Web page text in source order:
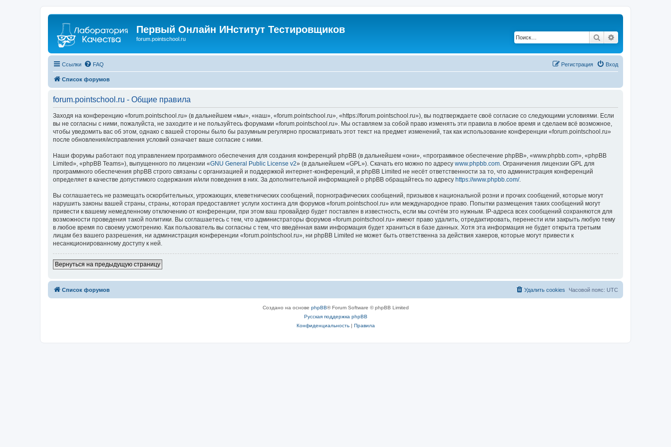
Первый Онлайн ИНститут Тестировщиков
forum.pointschool.ru Поиск
Ссылки FAQ Вход
Регистрация
Список форумов
forum.pointschool.ru - Общие правила
Заходя на конференцию «forum.pointschool.ru» (в дальнейшем «мы», «наш», «forum.pointschool.ru», «https://forum.pointschool.ru»), вы подтверждаете своё согласие со следующими условиями. Если
вы не согласны с ними, пожалуйста, не заходите и не пользуйтесь форумами «forum.pointschool.ru». Мы оставляем за собой право изменять эти правила в любое время и сделаем всё возможное,
чтобы уведомить вас об этом, однако с вашей стороны было бы разумным регулярно просматривать этот текст на предмет изменений, так как использование конференции «forum.pointschool.ru»
после обновления/исправления условий означает ваше согласие с ними.
Наши форумы работают под управлением программного обеспечения для создания конференций phpBB (в дальнейшем «они», «программное обеспечение phpBB», «www.phpbb.com», «phpBB
Limited», «phpBB Teams»), выпущенного по лицензии «GNU General Public License v2» (в дальнейшем «GPL»). Скачать его можно по адресу www.phpbb.com . Ограничения лицензии GPL для
программного обеспечения phpBB строго связаны с организацией и поддержкой интернет-конференций, и phpBB Limited не несёт ответственности за то, что администрация конференций
определяет в качестве допустимого содержания и/или поведения в них. За дополнительной информацией о phpBB обращайтесь по адресу https://www.phpbb.com/.
Вы соглашаетесь не размещать оскорбительных, угрожающих, клеветнических сообщений, порнографических сообщений, призывов к национальной розни и прочих сообщений, которые могут
нарушить законы вашей страны, страны, которая предоставляет услуги хостинга для форумов «forum.pointschool.ru» или международное право. Попытки размещения таких сообщений могут
привести к вашему немедленному отключению от конференции, при этом ваш провайдер будет поставлен в известность, если мы сочтём это нужным. IP-адреса всех сообщений сохраняются для
возможности проведения такой политики. Вы соглашаетесь с тем, что администраторы форумов «forum.pointschool.ru» имеют право удалить, отредактировать, перенести или закрыть любую тему
в любое время по своему усмотрению. Как пользователь вы согласны с тем, что введённая вами информация будет храниться в базе данных. Хотя эта информация не будет открыта третьим
лицам без вашего разрешения, ни администрация конференции «forum.pointschool.ru», ни phpBB Limited не может быть ответственна за действия хакеров, которые могут привести к
несанкционированному доступу к ней.
Вернуться на предыдущую страницу
Список форумов Часовой пояс: UTC
Удалить cookies
Создано на основе phpBB® Forum Software © phpBB Limited
Русская поддержка phpBB
Конфиденциальность| Правила